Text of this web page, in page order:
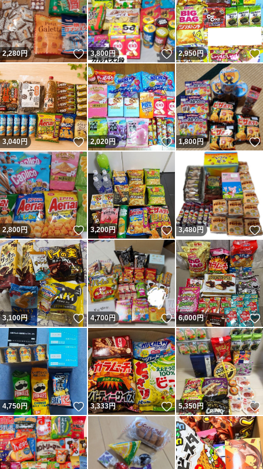
2,280円 いいね！
3,800円 いいね！
2,950円
3,040円 いいね！
2,020円 いいね！
1,800円
2,800円 いいね！
3,200円 いいね！
3,480円
3,100円 いいね！
4,700円 いいね！
6,000円
4,750円 いいね！
3,333円 いいね！
5,350円